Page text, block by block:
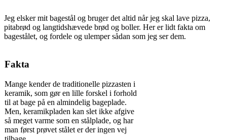
Jeg elsker mit bagestål og bruger det altid når jeg skal lave pizza,
pitabrød og langtidshævede brød og boller. Her er lidt fakta om
bagestålet, og fordele og ulemper sådan som jeg ser dem.
Fakta
Mange kender de traditionelle pizzasten i
keramik, som gør en lille forskel i forhold
til at bage på en almindelig bageplade.
Men, keramikpladen kan slet ikke afgive
så meget varme som en stålplade, og har
man først prøvet stålet er der ingen vej